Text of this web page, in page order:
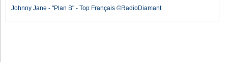
Johnny Jane - "Plan B" - Top Français ©RadioDiamant